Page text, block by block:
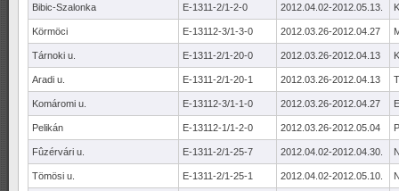
Bibic-Szalonka E-1311-2/1-2-0 2012.04.02-2012.05.13.
Körmöci E-13112-3/1-3-0 2012.03.26-2012.04.27
Tárnoki u. E-1311-2/1-20-0 2012.03.26-2012.04.13
Aradi u. E-1311-2/1-20-1 2012.03.26-2012.04.13
Komáromi u. E-13112-3/1-1-0 2012.03.26-2012.04.27
Pelikán E-13112-1/1-2-0 2012.03.26-2012.05.04
Fûzérvári u. E-1311-2/1-25-7 2012.04.02-2012.04.30.
Tömösi u. E-1311-2/1-25-1 2012.04.02-2012.05.10.